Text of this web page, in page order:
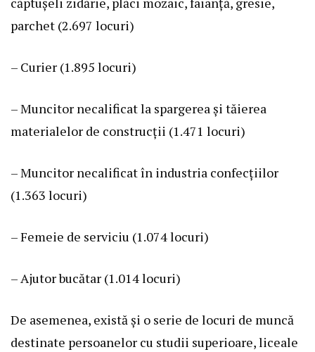
parchet (2.697 locuri)
– Curier (1.895 locuri)
– Muncitor necalificat la spargerea şi tăierea
materialelor de construcţii (1.471 locuri)
– Muncitor necalificat în industria confecţiilor
(1.363 locuri)
– Femeie de serviciu (1.074 locuri)
– Ajutor bucătar (1.014 locuri)
De asemenea, există și o serie de locuri de muncă
destinate persoanelor cu studii superioare, liceale